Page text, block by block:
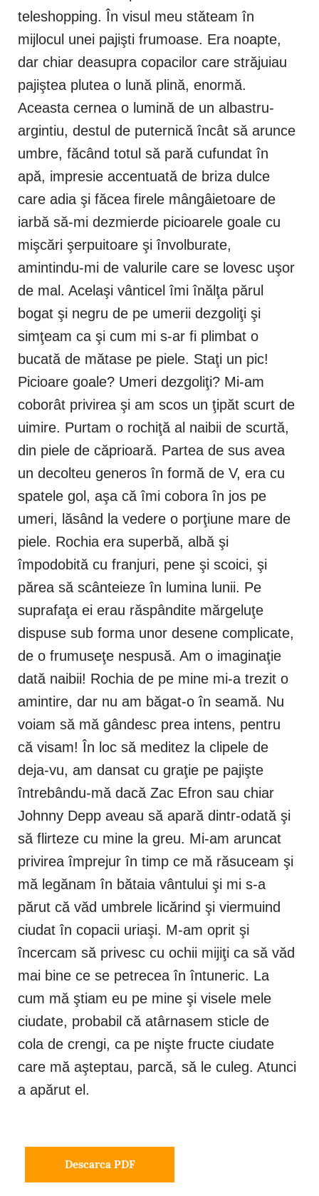
teleshopping. În visul meu stăteam în
mijlocul unei pajişti frumoase. Era noapte,
dar chiar deasupra copacilor care străjuiau
pajiştea plutea o lună plină, enormă.
Aceasta cernea o lumină de un albastru-
argintiu, destul de puternică încât să arunce
umbre, făcând totul să pară cufundat în
apă, impresie accentuată de briza dulce
care adia şi făcea firele mângâietoare de
iarbă să-mi dezmierde picioarele goale cu
mişcări şerpuitoare şi învolburate,
amintindu-mi de valurile care se lovesc uşor
de mal. Acelaşi vânticel îmi înălţa părul
bogat şi negru de pe umerii dezgoliţi şi
simţeam ca şi cum mi s-ar fi plimbat o
bucată de mătase pe piele. Staţi un pic!
Picioare goale? Umeri dezgoliţi? Mi-am
coborât privirea şi am scos un ţipăt scurt de
uimire. Purtam o rochiţă al naibii de scurtă,
din piele de căprioară. Partea de sus avea
un decolteu generos în formă de V, era cu
spatele gol, aşa că îmi cobora în jos pe
umeri, lăsând la vedere o porţiune mare de
piele. Rochia era superbă, albă şi
împodobită cu franjuri, pene şi scoici, şi
părea să scânteieze în lumina lunii. Pe
suprafaţa ei erau răspândite mărgeluţe
dispuse sub forma unor desene complicate,
de o frumuseţe nespusă. Am o imaginaţie
dată naibii! Rochia de pe mine mi-a trezit o
amintire, dar nu am băgat-o în seamă. Nu
voiam să mă gândesc prea intens, pentru
că visam! În loc să meditez la clipele de
deja-vu, am dansat cu graţie pe pajişte
întrebându-mă dacă Zac Efron sau chiar
Johnny Depp aveau să apară dintr-odată şi
să flirteze cu mine la greu. Mi-am aruncat
privirea împrejur în timp ce mă răsuceam şi
mă legănam în bătaia vântului şi mi s-a
părut că văd umbrele licărind şi viermuind
ciudat în copacii uriaşi. M-am oprit şi
încercam să privesc cu ochii mijiţi ca să văd
mai bine ce se petrecea în întuneric. La
cum mă ştiam eu pe mine şi visele mele
ciudate, probabil că atârnasem sticle de
cola de crengi, ca pe nişte fructe ciudate
care mă aşteptau, parcă, să le culeg. Atunci
a apărut el.
Descarca PDF